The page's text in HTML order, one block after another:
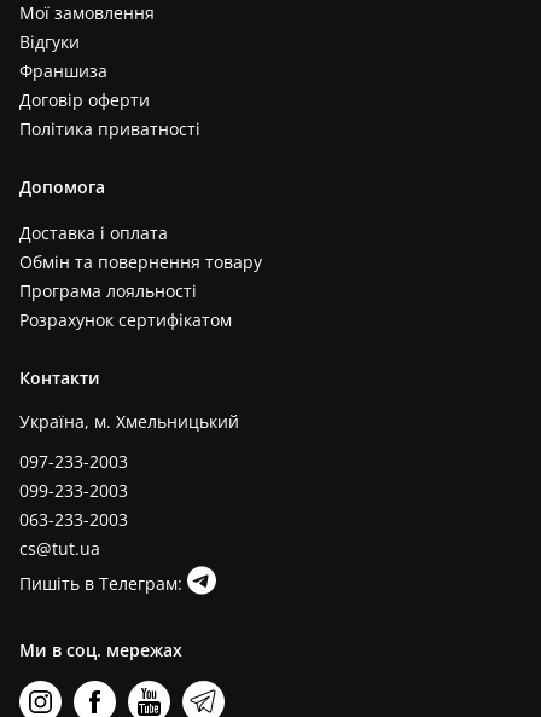
Мої замовлення
Відгуки
Франшиза
Договір оферти
Політика приватності
Допомога
Доставка і оплата
Обмін та повернення товару
Програма лояльності
Розрахунок сертифікатом
Контакти
Україна, м. Хмельницький
097-233-2003
099-233-2003
063-233-2003
cs@tut.ua
Пишіть в Телеграм:
Ми в соц. мережах